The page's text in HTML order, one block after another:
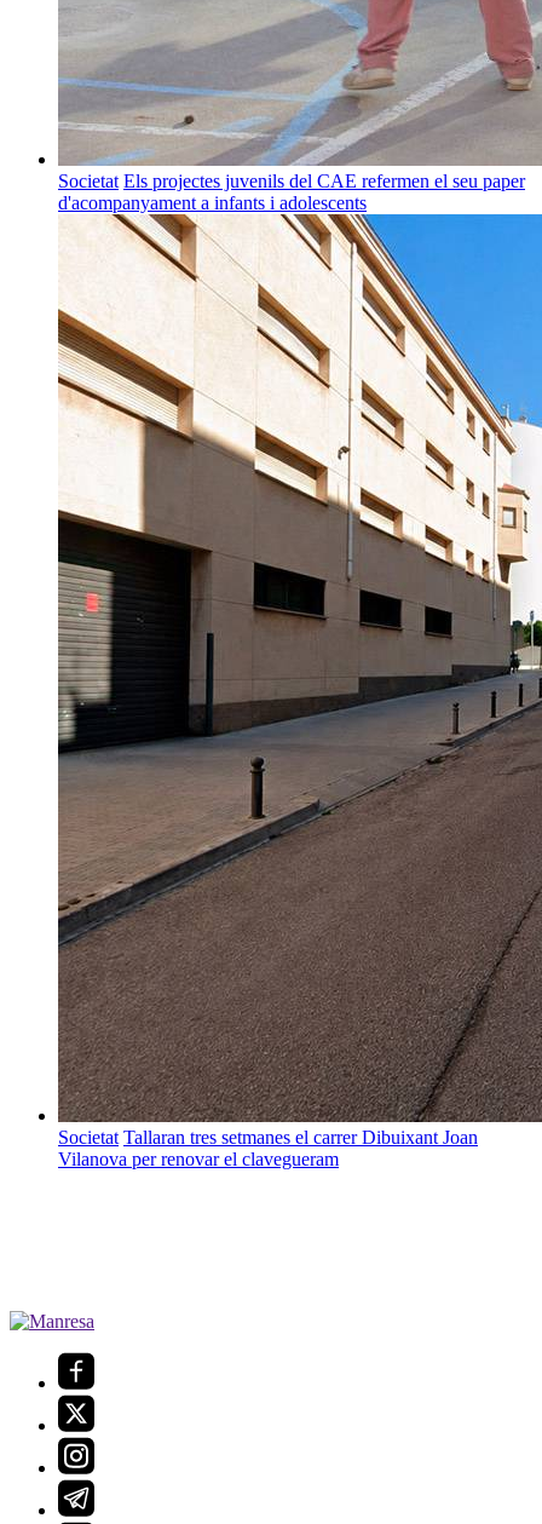
Societat Els projectes juvenils del CAE refermen el seu paper
d'acompanyament a infants i adolescents
Societat Tallaran tres setmanes el carrer Dibuixant Joan
Vilanova per renovar el clavegueram